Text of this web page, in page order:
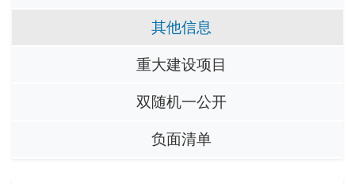
其他信息
重大建设项目
双随机一公开
负面清单